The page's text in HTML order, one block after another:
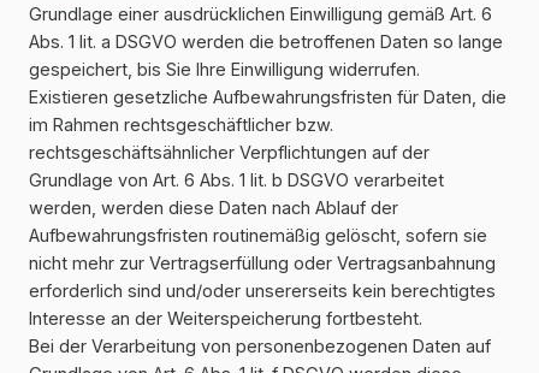
Grundlage einer ausdrücklichen Einwilligung gemäß Art. 6
Abs. 1 lit. a DSGVO werden die betroffenen Daten so lange
gespeichert, bis Sie Ihre Einwilligung widerrufen.
Existieren gesetzliche Aufbewahrungsfristen für Daten, die
im Rahmen rechtsgeschäftlicher bzw.
rechtsgeschäftsähnlicher Verpflichtungen auf der
Grundlage von Art. 6 Abs. 1 lit. b DSGVO verarbeitet
werden, werden diese Daten nach Ablauf der
Aufbewahrungsfristen routinemäßig gelöscht, sofern sie
nicht mehr zur Vertragserfüllung oder Vertragsanbahnung
erforderlich sind und/oder unsererseits kein berechtigtes
Interesse an der Weiterspeicherung fortbesteht.
Bei der Verarbeitung von personenbezogenen Daten auf